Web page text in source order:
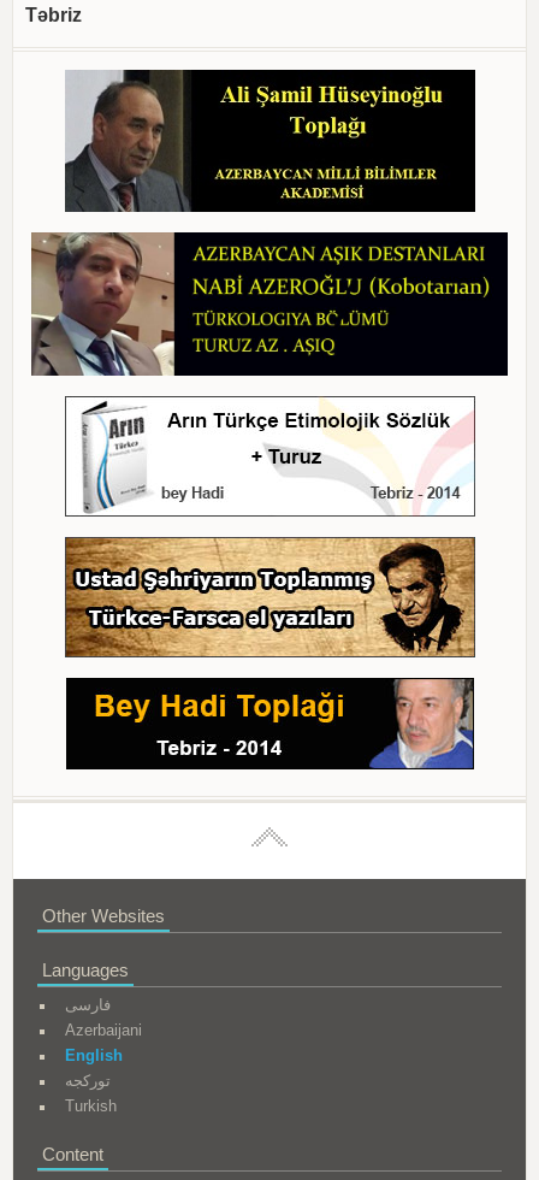
Təbriz
Other Websites
Languages
فارسی
Azerbaijani
English
تورکجه
Turkish
Content